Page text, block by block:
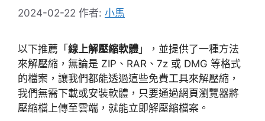
2024-02-22 作者: 小馬
以下推薦「 線上解壓縮軟體 」，並提供了一種方法
來解壓縮，無論是 ZIP、RAR、7z 或 DMG 等格式
的檔案，讓我們都能透過這些免費工具來解壓縮，
我們無需下載或安裝軟體，只要通過網頁瀏覽器將
壓縮檔上傳至雲端，就能立即解壓縮檔案。